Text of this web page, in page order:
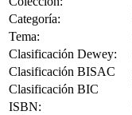
Categoría:
Tema:
Clasificación Dewey:
Clasificación BISAC
Clasificación BIC
ISBN: